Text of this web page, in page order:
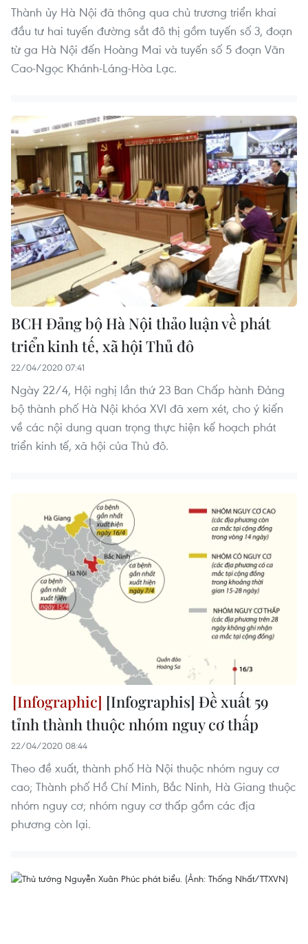
Thành ủy Hà Nội đã thông qua chủ trương triển khai
đầu tư hai tuyến đường sắt đô thị gồm tuyến số 3, đoạn
từ ga Hà Nội đến Hoàng Mai và tuyến số 5 đoạn Văn
Cao-Ngọc Khánh-Láng-Hòa Lạc.
BCH Đảng bộ Hà Nội thảo luận về phát
triển kinh tế, xã hội Thủ đô
22/04/2020 07:41
Ngày 22/4, Hội nghị lần thứ 23 Ban Chấp hành Đảng
bộ thành phố Hà Nội khóa XVI đã xem xét, cho ý kiến
về các nội dung quan trọng thực hiện kế hoạch phát
triển kinh tế, xã hội của Thủ đô.
[Infographis] Đề xuất 59
tỉnh thành thuộc nhóm nguy cơ thấp
22/04/2020 08:44
Theo đề xuất, thành phố Hà Nội thuộc nhóm nguy cơ
cao; Thành phố Hồ Chí Minh, Bắc Ninh, Hà Giang thuộc
nhóm nguy cơ; nhóm nguy cơ thấp gồm các địa
phương còn lại.